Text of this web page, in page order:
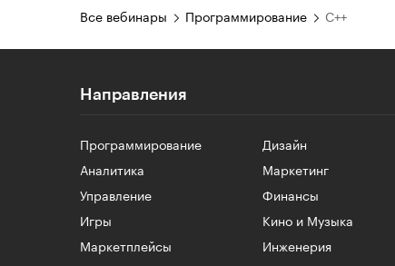
Все вебинары Программирование C++
Направления
Программирование
Дизайн
Аналитика
Маркетинг
Управление
Финансы
Игры
Кино и Музыка
Маркетплейсы
Инженерия